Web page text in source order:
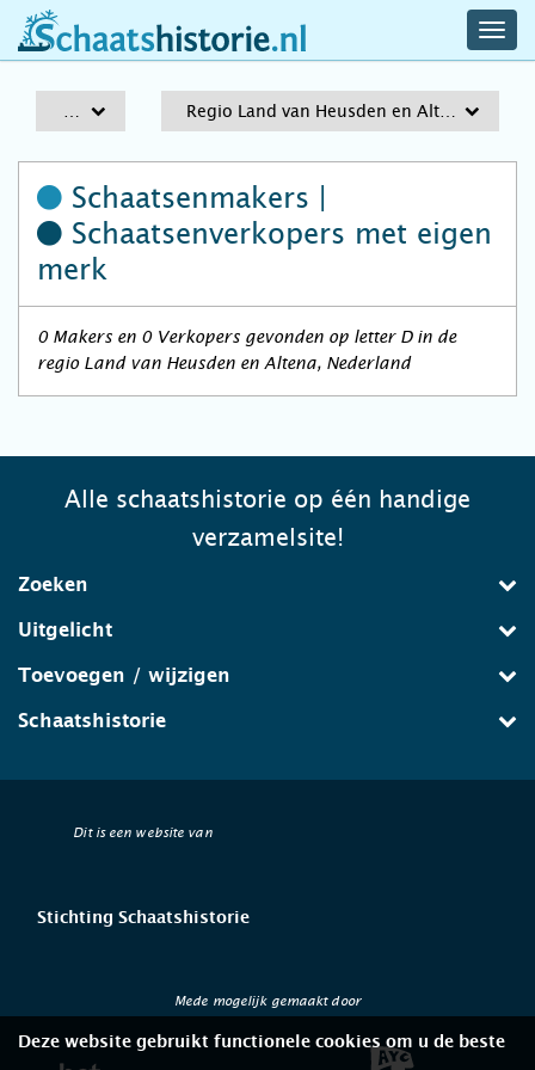
schaatshistorie.nl
Regio Land van Heusden en Altena
Schaatsenmakers |
Schaatsenverkopers met eigen
merk
0 Makers en 0 Verkopers gevonden op letter D in de
regio Land van Heusden en Altena, Nederland
Alle schaatshistorie op één handige
verzamelsite!
Zoeken
Uitgelicht
Toevoegen / wijzigen
Schaatshistorie
Dit is een website van
Stichting Schaatshistorie
Mede mogelijk gemaakt door
Deze website gebruikt functionele cookies om u de beste